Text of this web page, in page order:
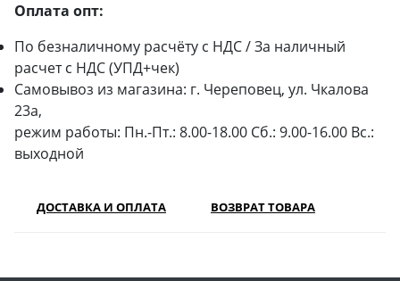
Оплата опт:
По безналичному расчёту с НДС / За наличный
расчет с НДС (УПД+чек)
Самовывоз из магазина: г. Череповец, ул. Чкалова
23а,
режим работы: Пн.-Пт.: 8.00-18.00 Сб.: 9.00-16.00 Вс.:
выходной
ДОСТАВКА И ОПЛАТА ВОЗВРАТ ТОВАРА